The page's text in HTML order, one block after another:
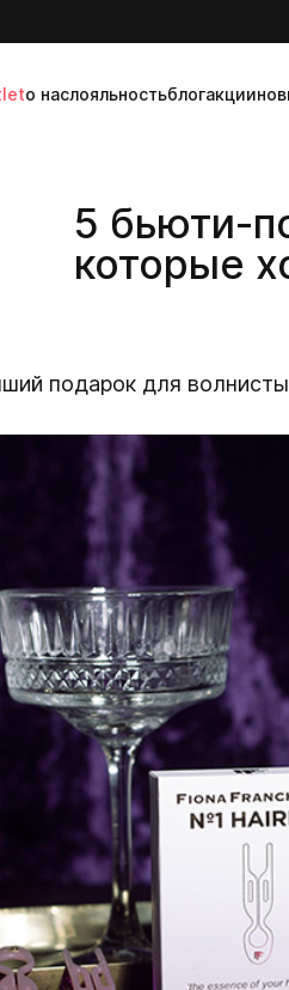
о наслояльностьблогакции
5 бьюти-
которые
подарок для